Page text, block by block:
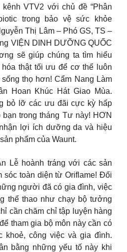
VTV2 với chủ đề “Phân
trong bảo vệ sức khỏe
Thị Lâm – Phó GS, TS –
VIỆN DINH DƯỠNG QUỐC
sẽ giúp chúng ta tìm hiểu
thật tối ưu để cơ thể luôn
thọ hơn! Cẩm Nang Làm
Hoan Khúc Hát Giao Mùa.
bỏ lỡ các ưu đãi cực kỳ hấp
trong tháng Tư này! HƠN
lợi ích dưỡng da và hiệu
phẩm của Waunt.
Lễ hoành tráng với các sản
sóc toàn diện từ Oriflame! Đối
người đã có gia đình, việc
thể thao như chạy bộ tưởng
cần chăm chỉ tập luyện hàng
tham gia bộ môn này cần có
công việc và gia đình.
bằng những yếu tố này khi